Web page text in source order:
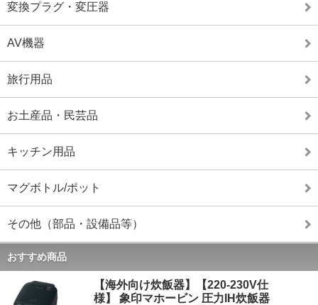
変換プラグ・変圧器
AV機器
旅行用品
お土産品・民芸品
キッチン用品
マグボトル/ポット
その他（部品・設備品等）
おすすめ商品
【海外向け炊飯器】【220-230V仕
様】 象印マホービン 圧力IH炊飯器